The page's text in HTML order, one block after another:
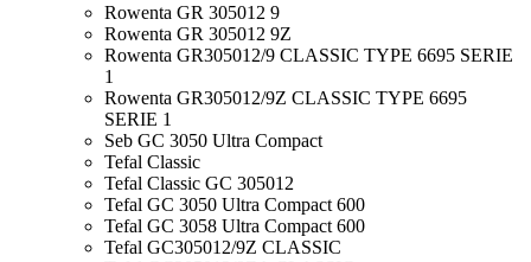
Rowenta GR 305012 9
Rowenta GR 305012 9Z
Rowenta GR305012/9 CLASSIC TYPE 6695 SERIE
1
Rowenta GR305012/9Z CLASSIC TYPE 6695
SERIE 1
Seb GC 3050 Ultra Compact
Tefal Classic
Tefal Classic GC 305012
Tefal GC 3050 Ultra Compact 600
Tefal GC 3058 Ultra Compact 600
Tefal GC305012/9Z CLASSIC